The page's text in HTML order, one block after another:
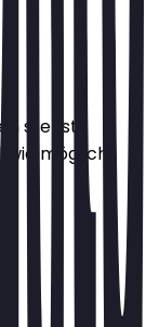
stehst,
möglich.